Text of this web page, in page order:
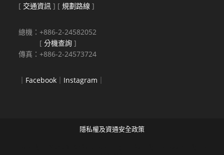
[ 交通資訊 ] [規劃路線 ]
總機：+886-2-24582052
[分機查詢 ]
傳真：+886-2-24573724
｜ Facebook ｜ Instagram ｜
隱私權及資通安全政策